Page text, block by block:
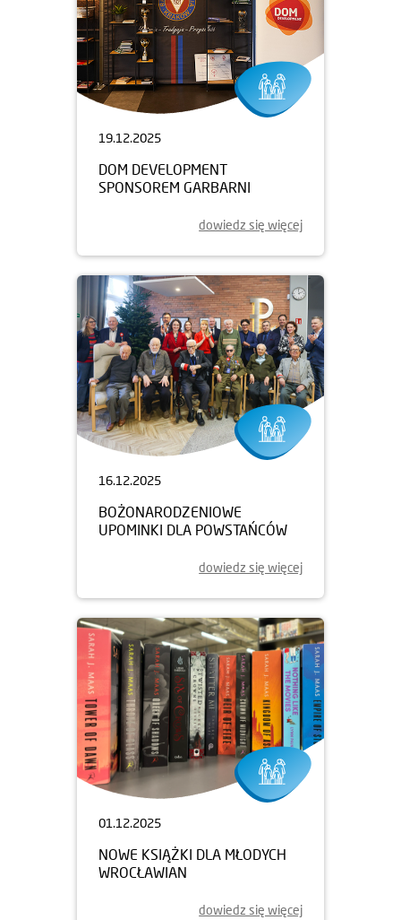
19.12.2025
DOM DEVELOPMENT
SPONSOREM GARBARNI
dowiedz się więcej
16.12.2025
BOŻONARODZENIOWE
UPOMINKI DLA POWSTAŃCÓW
dowiedz się więcej
01.12.2025
NOWE KSIĄŻKI DLA MŁODYCH
WROCŁAWIAN
dowiedz się więcej